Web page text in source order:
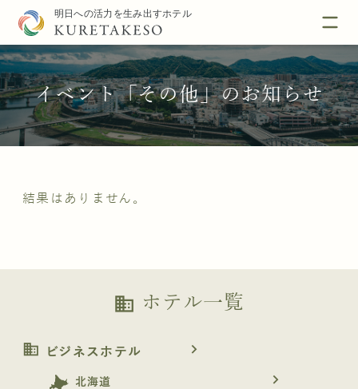
イベント「その他」のお知らせ
結果はありません。
business ホテル一覧
business ビジネスホテル navigate_next
北海道 navigate_next